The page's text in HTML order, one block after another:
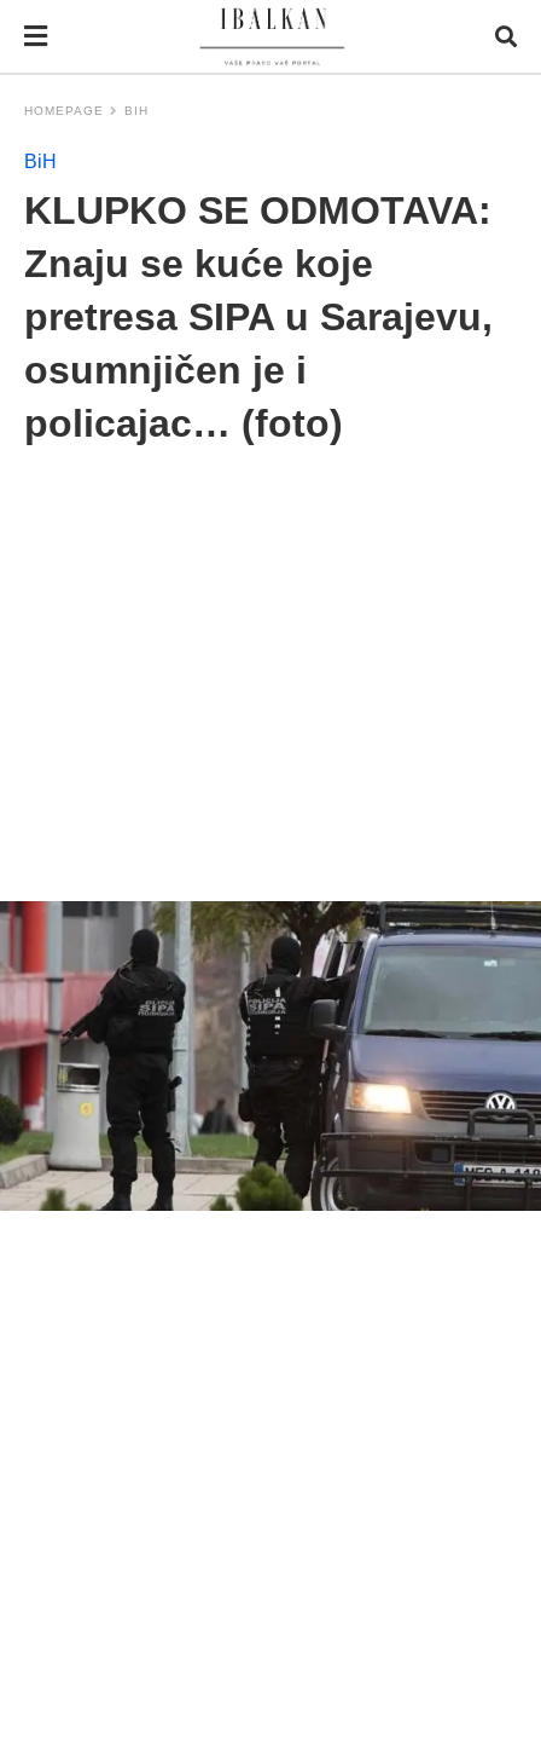
HOMEPAGE BIH
BiH
KLUPKO SE ODMOTAVA:
Znaju se kuće koje
pretresa SIPA u Sarajevu,
osumnjičen je i
policajac… (foto)